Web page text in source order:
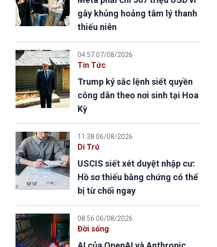
gây khủng hoảng tâm lý thanh
thiếu niên
04:57 07/08/2026
Tin Tức
Trump ký sắc lệnh siết quyền
công dân theo nơi sinh tại Hoa
Kỳ
11:38 06/08/2026
Di Trú
USCIS siết xét duyệt nhập cư:
Hồ sơ thiếu bằng chứng có thể
bị từ chối ngay
08:56 06/08/2026
Đời sống